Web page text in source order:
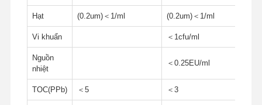
Hạt (0.2um)＜1/ml (0.2um)＜1/ml
Vi khuẩn ＜1cfu/ml
Nguồn
nhiệt
＜0.25EU/ml
TOC(PPb) ＜5 ＜3